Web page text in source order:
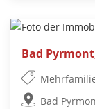
Bad
Bad